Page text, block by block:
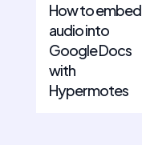
How to embed
audio into
Google Docs
with
Hypermotes